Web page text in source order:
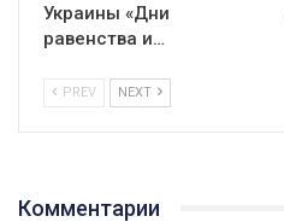
Украины «Дни
равенства и…
PREV NEXT
Комментарии